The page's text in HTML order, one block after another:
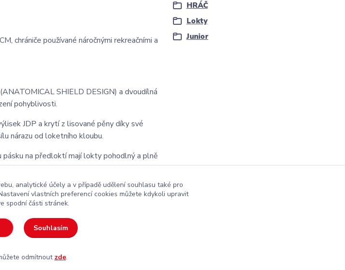
chrániče používané náročnými rekreačními a
SHIELD DESIGN) a dvoudílná
pohyblivosti.
JDP a krytí z lisované pěny díky své
nárazu od loketního kloubu.
pásku na předloktí mají lokty pohodlný a plně
HRÁČ
Lokty
Junior
cenu
analytické účely a v případě udělení souhlasu také pro
vlastních preferencí cookies můžete kdykoli upravit
spodní části stránek.
Souhlasím
odmítnout zde.